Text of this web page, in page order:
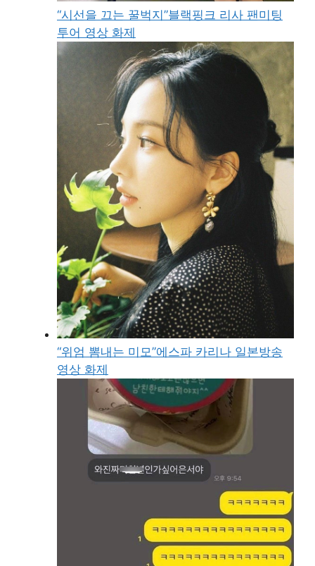
“시선을 끄는 꿀벅지”블랙핑크 리사 팬미팅
투어 영상 화제
“위엄 뽐내는 미모”에스파 카리나 일본방송
영상 화제